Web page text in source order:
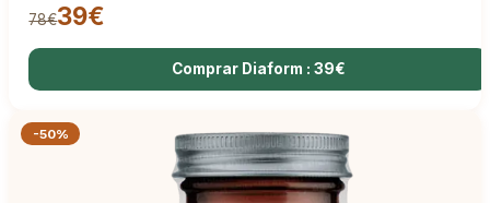
78€39€
Comprar Diaform : 39€
-50%